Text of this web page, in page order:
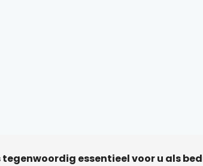
tegenwoordig essentieel voor u als